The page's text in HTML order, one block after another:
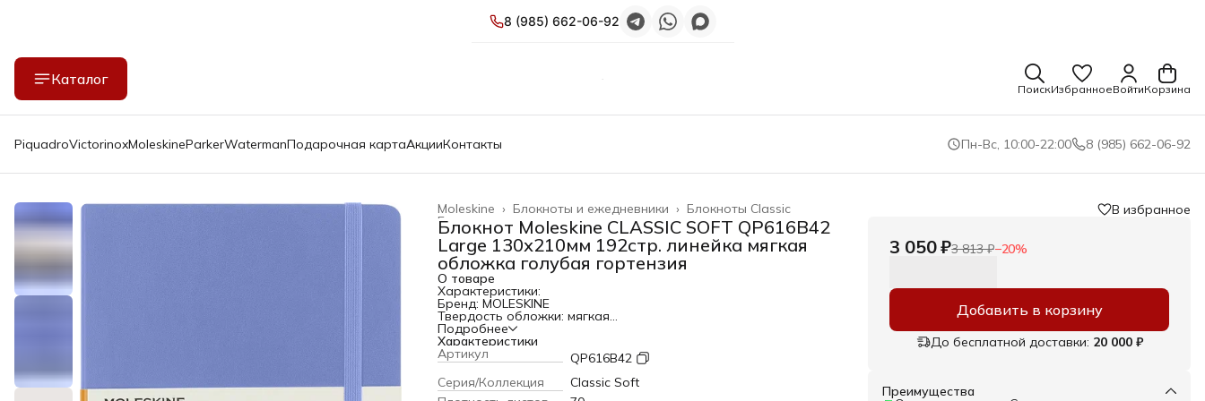
8 (985) 662-06-92
Каталог
ПоискИзбранноеВойтиКорзина
PiquadroVictorinoxMoleskineParkerWatermanПодарочная картаАкцииКонтакты Пн-Вс, 10:00-22:00 8 (985) 662-06-92
Блокноты Classic
Блокноты и ежедневники ›
Moleskine ›
Главная ›
Блокнот Moleskine CLASSIC SOFT QP616B42
Large 130х210мм 192стр. линейка мягкая
обложка голубая гортензия
О товаре
Характеристики:
Бренд: MOLESKINE
Твердость обложки: мягкая
Тип: Блокнот
Серия/Коллекция: Classic Soft
PartNumber/Артикул Производителя: QP616B42
Размер: Large
Размер (мм): 130х210
Количество страниц: 192 стр
Подробнее
Характеристики
Артикул
QP616B42
Серия/Коллекция
Classic Soft
В избранное
3 050 ₽3 813 ₽−20%
Добавить в корзину
До бесплатной доставки: 20 000 ₽
Преимущества